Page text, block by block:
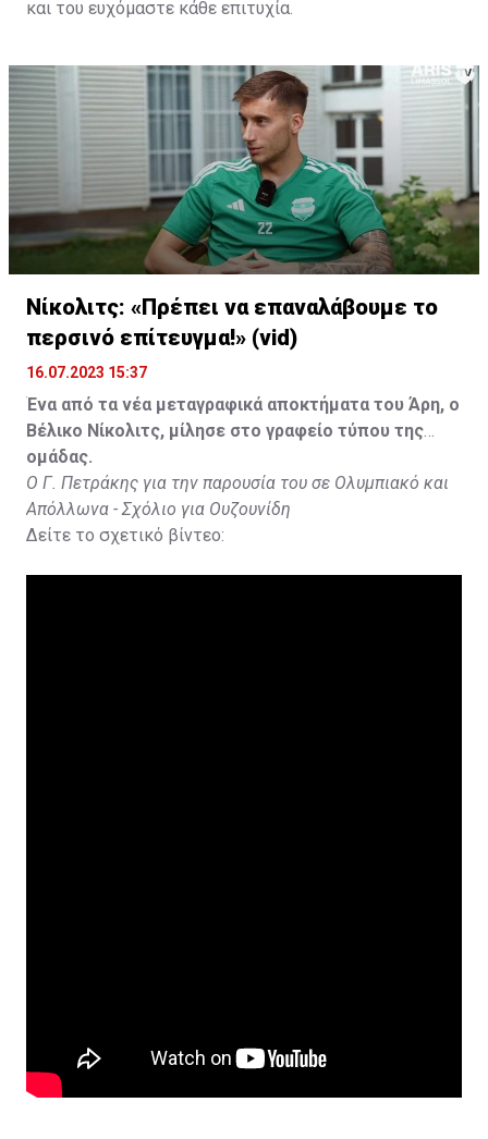
και του ευχόμαστε κάθε επιτυχία.
Νίκολιτς: «Πρέπει να επαναλάβουμε το
περσινό επίτευγμα!» (vid)
16.07.2023 15:37
Ένα από τα νέα μεταγραφικά αποκτήματα του Άρη, ο
Βέλικο Νίκολιτς, μίλησε στο γραφείο τύπου της
ομάδας.
Ο Γ. Πετράκης για την παρουσία του σε Ολυμπιακό και
Απόλλωνα - Σχόλιο για Ουζουνίδη
Δείτε το σχετικό βίντεο: